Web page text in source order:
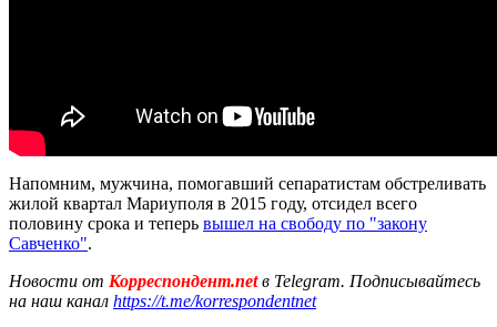
Напомним, мужчина, помогавший сепаратистам обстреливать
жилой квартал Мариуполя в 2015 году, отсидел всего
половину срока и теперь вышел на свободу по "закону
Савченко".
Новости от Корреспондент.netв Telegram. Подписывайтесь
на наш канал https://t.me/korrespondentnet